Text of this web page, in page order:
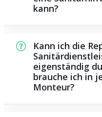
kann?
Ihnen vor Ort
der Auftragslage
sowie von der
Gegebenheit.
Kann ich die Reparatur eines
eigenständig
brauche ich in jedem Fall einen
Monteur?